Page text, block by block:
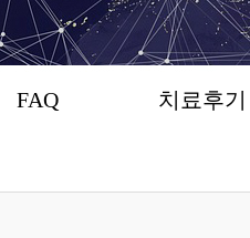
증
FAQ 치료후기